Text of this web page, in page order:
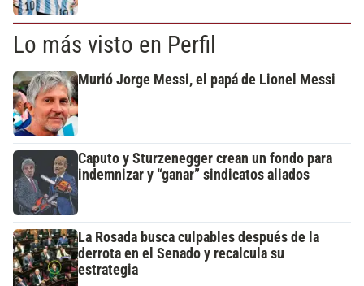
Lo más visto en Perfil
Murió Jorge Messi, el papá de Lionel Messi
Caputo y Sturzenegger crean un fondo para
indemnizar y “ganar” sindicatos aliados
La Rosada busca culpables después de la
derrota en el Senado y recalcula su
estrategia